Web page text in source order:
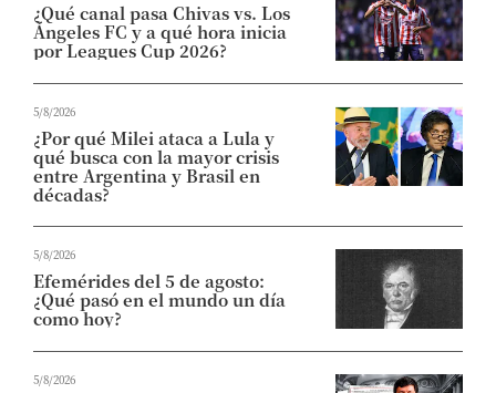
¿Qué canal pasa Chivas vs. Los
Ángeles FC y a qué hora inicia
por Leagues Cup 2026?
5/8/2026
¿Por qué Milei ataca a Lula y
qué busca con la mayor crisis
entre Argentina y Brasil en
décadas?
5/8/2026
Efemérides del 5 de agosto:
¿Qué pasó en el mundo un día
como hoy?
5/8/2026